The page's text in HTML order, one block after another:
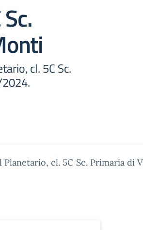
cl. 5C Sc.
cl. 5C Sc. Primaria di